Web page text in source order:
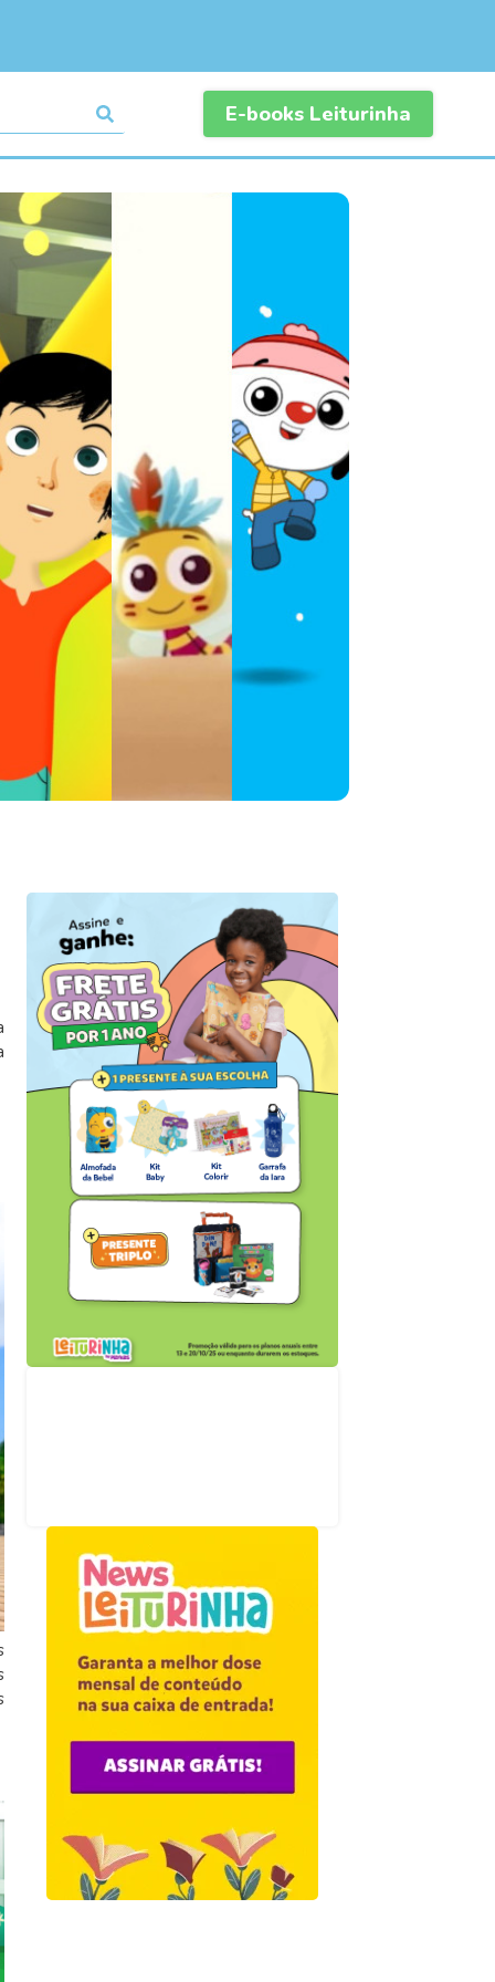
E-books Leiturinha